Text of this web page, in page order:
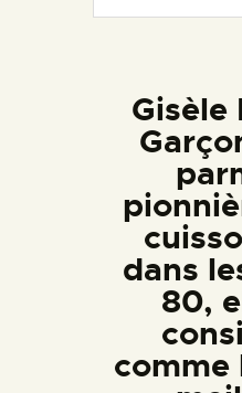
Gisèle
dans
80,
comme